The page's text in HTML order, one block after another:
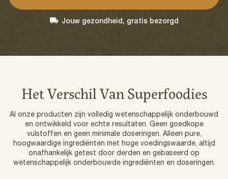
Jouw gezondheid, gratis bezorgd
Het Verschil Van Superfoodies
Al onze producten zijn volledig wetenschappelijk onderbouwd
en ontwikkeld voor echte resultaten. Geen goedkope
vulstoffen en geen minimale doseringen. Alleen pure,
hoogwaardige ingrediënten met hoge voedingswaarde, altijd
onafhankelijk getest door derden en gebaseerd op
wetenschappelijk onderbouwde ingrediënten en doseringen.